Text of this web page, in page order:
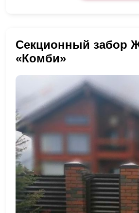
Секционный забор
«Комби»